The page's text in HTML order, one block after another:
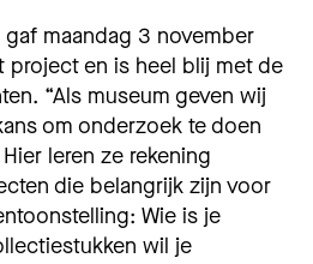
maandag 3 november
project en is heel blij met de
“Als museum geven wij
om onderzoek te doen
leren ze rekening
die belangrijk zijn voor
Wie is je
wil je